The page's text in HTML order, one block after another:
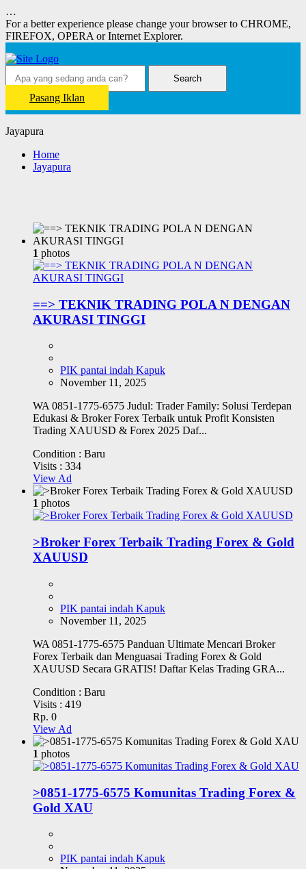
…
For a better experience please change your browser to CHROME,
FIREFOX, OPERA or Internet Explorer.
Search
Pasang Iklan
Jayapura
Home
Jayapura
1 photos
==> TEKNIK TRADING POLA N DENGAN
AKURASI TINGGI
PIK pantai indah Kapuk
November 11, 2025
WA 0851-1775-6575 Judul: Trader Family: Solusi Terdepan
Edukasi & Broker Forex Terbaik untuk Profit Konsisten
Trading XAUUSD & Forex 2025 Daf...
Condition : Baru
Visits : 334
View Ad
1 photos
>Broker Forex Terbaik Trading Forex & Gold
XAUUSD
PIK pantai indah Kapuk
November 11, 2025
WA 0851-1775-6575 Panduan Ultimate Mencari Broker
Forex Terbaik dan Menguasai Trading Forex & Gold
XAUUSD Secara GRATIS! Daftar Kelas Trading GRA...
Condition : Baru
Visits : 419
Rp. 0
View Ad
1 photos
>0851-1775-6575 Komunitas Trading Forex &
Gold XAU
PIK pantai indah Kapuk